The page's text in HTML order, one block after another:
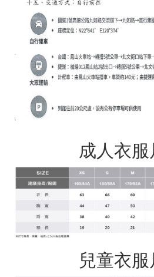
成人衣服
兒童衣服